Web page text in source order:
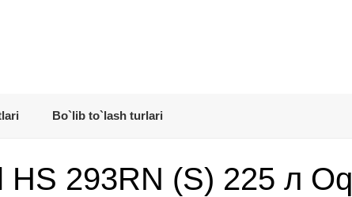
Bo`lib to`lash turlari
HS 293RN (S) 225 л Oq